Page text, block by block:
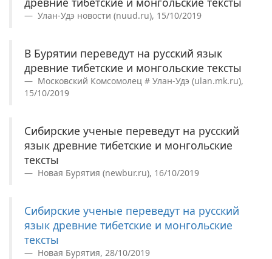
Улан-Удэ новости (nuud.ru), 15/10/2019
В Бурятии переведут на русский язык
древние тибетские и монгольские тексты
Московский Комсомолец # Улан-Удэ (ulan.mk.ru),
15/10/2019
Сибирские ученые переведут на русский
язык древние тибетские и монгольские
тексты
Новая Бурятия (newbur.ru), 16/10/2019
Сибирские ученые переведут на русский
язык древние тибетские и монгольские
тексты
Новая Бурятия, 28/10/2019